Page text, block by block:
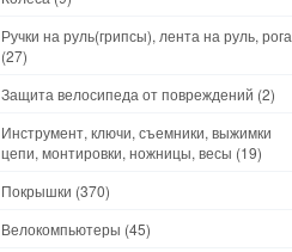
Ручки на руль(грипсы), лента на руль, рога
(27)
Защита велосипеда от повреждений (2)
Инструмент, ключи, съемники, выжимки
цепи, монтировки, ножницы, весы (19)
Покрышки (370)
Велокомпьютеры (45)